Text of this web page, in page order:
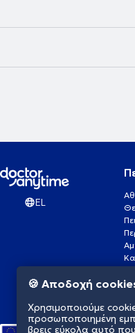
EL
🍪 Αποδοχή
Χρησιμοποιούμε
προσωποποιημένη
βρεις εύκολα αυτό